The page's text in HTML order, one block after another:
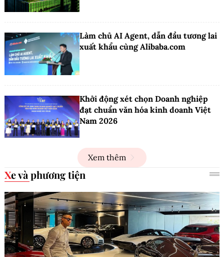
Làm chủ AI Agent, dẫn đầu tương lai
xuất khẩu cùng Alibaba.com
Khởi động xét chọn Doanh nghiệp
đạt chuẩn văn hóa kinh doanh Việt
Nam 2026
Xem thêm
Xe và phương tiện